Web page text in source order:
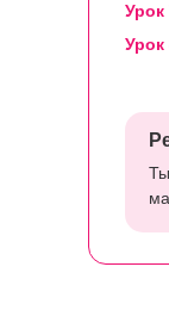
Урок
Урок